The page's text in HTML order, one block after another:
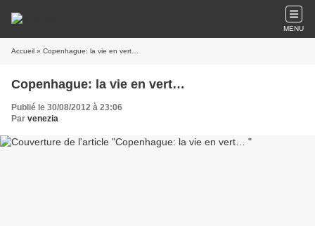
MENU
Accueil » Copenhague: la vie en vert…
Copenhague: la vie en vert…
Publié le 30/08/2012 à 23:06
Par venezia